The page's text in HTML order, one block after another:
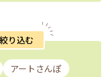
り込む
アートさんぽ